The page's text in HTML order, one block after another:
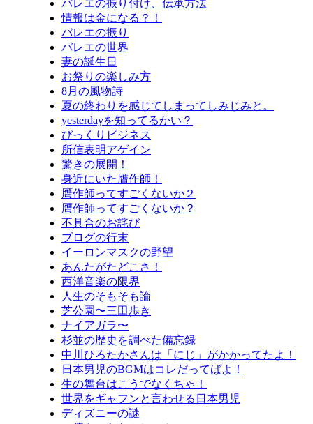
バレエの振り付け、伝承方法
情報は金になる？！
バレエの振り
バレエの世界
妻の誕生日
お祭りの楽しみ方
8月の風物詩
夏の終わりを感じてしまってしみじみと。
yesterdayを知ってるかい？
びっくりビジネス
所信表明アゲイン
驚きの展開！
身近にいた贋作師！
贋作師ってすごくないか２
贋作師ってすごくないか？
不具合のお詫び
ブログの行末
イーロンマスクの野望
あんたがたどこさ！
西洋音楽の限界
人生のそもそも論
芝公園〜三田歩き
ナイアガラ〜
杉並の歴史を調べた備忘録
中川ひろたかさんは「にじ」がかかってたよ！
日本男児のBGMはコレだってばよ！
生の舞台はこうでなくちゃ！
世界をギャフンと言わせる日本男児
ディズニーの謎